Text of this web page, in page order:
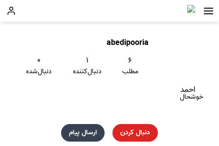
abedipooria
۶
مطلب
۱
دنبال‌کننده
۰
دنبال‌شده
احمد
خوشحال
دنبال کردن ارسال پیام